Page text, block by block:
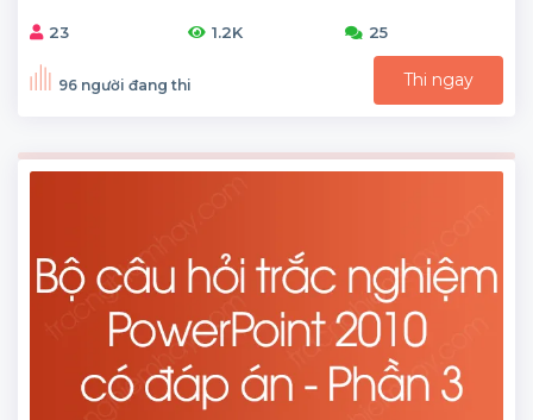
23 1.2K 25
96 người đang thi Thi ngay